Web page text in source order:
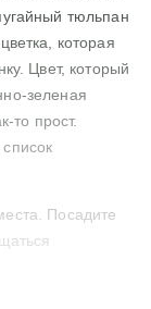
тюльпан
которая
Цвет, который
зеленая
то прост.
Посадите